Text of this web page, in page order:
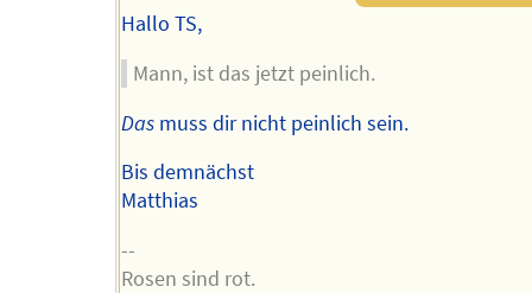
Hallo TS,
Mann, ist das jetzt peinlich.
Das muss dir nicht peinlich sein.
Bis demnächst
Matthias
--
Rosen sind rot.